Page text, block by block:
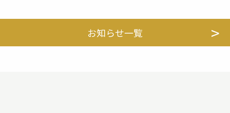
お知らせ一覧